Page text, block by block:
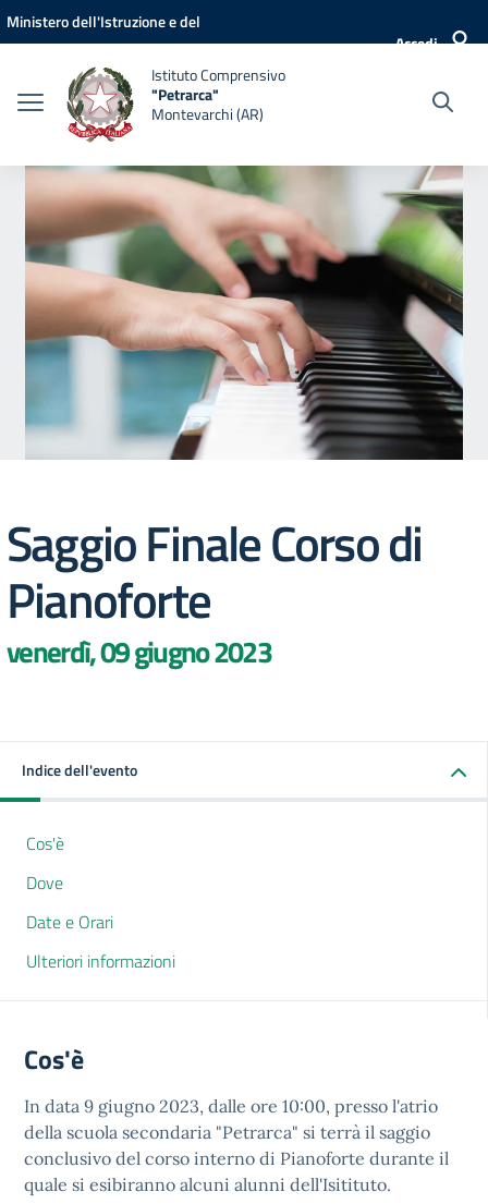
Vai ai contenuti
Vai al menu di navigazione
Vai al footer
Ministero dell'Istruzione e del
Accedi
Istituto Comprensivo
"Petrarca"
Montevarchi (AR)
Saggio Finale Corso di
Pianoforte
venerdì, 09 giugno 2023
Indice dell'evento
Cos'è
Dove
Date e Orari
Ulteriori informazioni
Cos'è
In data 9 giugno 2023, dalle ore 10:00, presso l'atrio
della scuola secondaria "Petrarca" si terrà il saggio
conclusivo del corso interno di Pianoforte durante il
quale si esibiranno alcuni alunni dell'Isitituto.